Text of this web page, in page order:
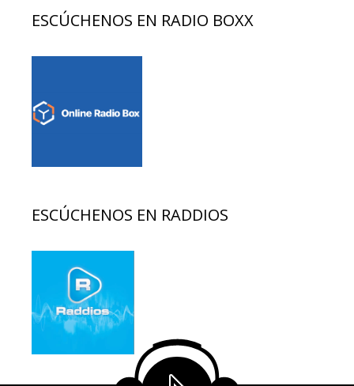
ESCÚCHENOS EN RADIO BOXX
ESCÚCHENOS EN RADDIOS